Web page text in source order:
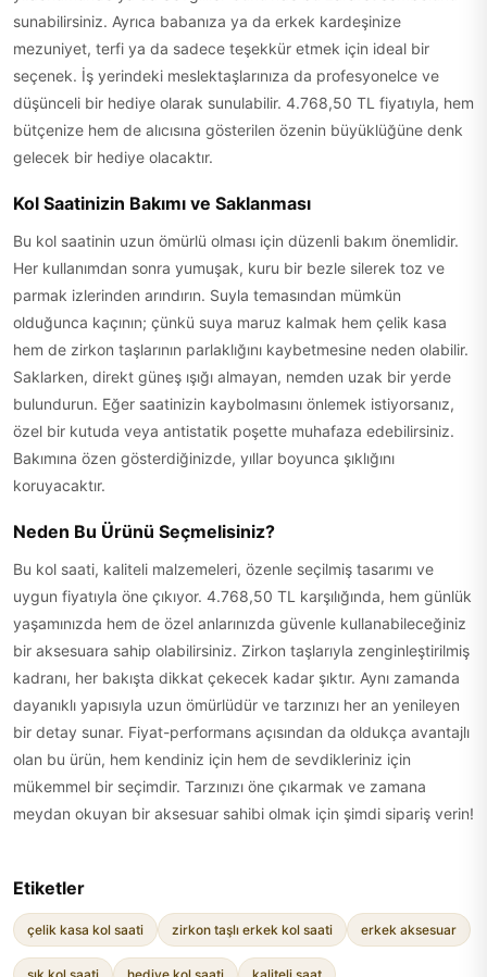
sunabilirsiniz. Ayrıca babanıza ya da erkek kardeşinize
mezuniyet, terfi ya da sadece teşekkür etmek için ideal bir
seçenek. İş yerindeki meslektaşlarınıza da profesyonelce ve
düşünceli bir hediye olarak sunulabilir. 4.768,50 TL fiyatıyla, hem
bütçenize hem de alıcısına gösterilen özenin büyüklüğüne denk
gelecek bir hediye olacaktır.
Kol Saatinizin Bakımı ve Saklanması
Bu kol saatinin uzun ömürlü olması için düzenli bakım önemlidir.
Her kullanımdan sonra yumuşak, kuru bir bezle silerek toz ve
parmak izlerinden arındırın. Suyla temasından mümkün
olduğunca kaçının; çünkü suya maruz kalmak hem çelik kasa
hem de zirkon taşlarının parlaklığını kaybetmesine neden olabilir.
Saklarken, direkt güneş ışığı almayan, nemden uzak bir yerde
bulundurun. Eğer saatinizin kaybolmasını önlemek istiyorsanız,
özel bir kutuda veya antistatik poşette muhafaza edebilirsiniz.
Bakımına özen gösterdiğinizde, yıllar boyunca şıklığını
koruyacaktır.
Neden Bu Ürünü Seçmelisiniz?
Bu kol saati, kaliteli malzemeleri, özenle seçilmiş tasarımı ve
uygun fiyatıyla öne çıkıyor. 4.768,50 TL karşılığında, hem günlük
yaşamınızda hem de özel anlarınızda güvenle kullanabileceğiniz
bir aksesuara sahip olabilirsiniz. Zirkon taşlarıyla zenginleştirilmiş
kadranı, her bakışta dikkat çekecek kadar şıktır. Aynı zamanda
dayanıklı yapısıyla uzun ömürlüdür ve tarzınızı her an yenileyen
bir detay sunar. Fiyat-performans açısından da oldukça avantajlı
olan bu ürün, hem kendiniz için hem de sevdikleriniz için
mükemmel bir seçimdir. Tarzınızı öne çıkarmak ve zamana
meydan okuyan bir aksesuar sahibi olmak için şimdi sipariş verin!
Etiketler
çelik kasa kol saati zirkon taşlı erkek kol saati erkek aksesuar